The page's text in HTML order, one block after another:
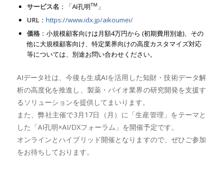
サービス名 ：「AI孔明TM 」
URL： https://www.idx.jp/aikoumei/
価格：小規模顧客向けは月額4万円から (初期費用別途)、その
他に大規模顧客向け、特定業界向けの高度カスタマイズ対応
等については、別途お問い合わせください。
AIデータ社は、今後も生成AIを活用した知財・技術データ解
析の高度化を推進し、製薬・バイオ業界の研究開発を支援す
るソリューションを提供してまいります。
また、弊社主催で3月17日（月）に「生産管理」をテーマと
した「AI孔明×AI/DXフォーラム」を開催予定です。
オンラインとハイブリッド開催となりますので、ぜひご参加
をお待ちしております。